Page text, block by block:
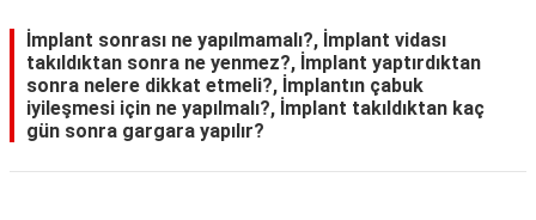
İmplant sonrası ne yapılmamalı?, İmplant vidası
takıldıktan sonra ne yenmez?, İmplant yaptırdıktan
sonra nelere dikkat etmeli?, İmplantın çabuk
iyileşmesi için ne yapılmalı?, İmplant takıldıktan kaç
gün sonra gargara yapılır?